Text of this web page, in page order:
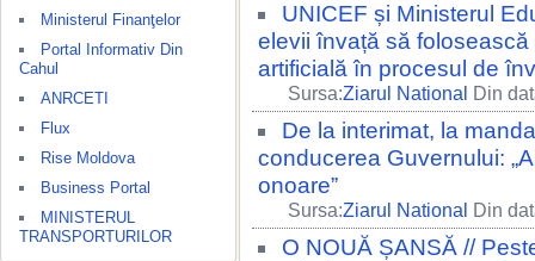
Ministerul Finanţelor
Portal Informativ Din
Cahul
ANRCETI
Flux
Rise Moldova
Business Portal
MINISTERUL
TRANSPORTURILOR
UNICEF și Ministerul
elevii învață să
artificială în procesul de
Sursa:Ziarul National Din
De la interimat, la
conducerea Guvernului:
onoare”
Sursa:Ziarul National Din
O NOUĂ ȘANSĂ //